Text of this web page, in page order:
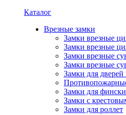
Каталог
Врезные замки
Замки врезные
Замки врезные
Замки врезные
Замки врезные
Замки для
Замки для
Замки с
Замки для роллет